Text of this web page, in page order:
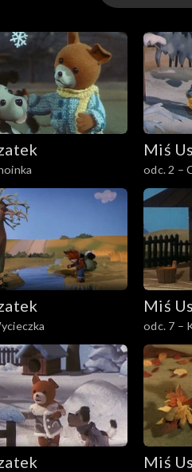
Odcinki
Extra
Miś
odc. 2 –
Miś
odc. 7 –
Miś